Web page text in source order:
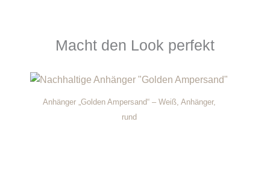
Macht den Look perfekt
Anhänger „Golden Ampersand“ – Weiß, Anhänger,
rund